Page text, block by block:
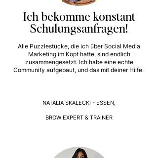
Ich bekomme konstant
Schulungsanfragen!
Alle Puzzlestücke, die ich über Social Media
Marketing im Kopf hatte, sind endlich
zusammengesetzt. Ich habe eine echte
Community aufgebaut, und das mit deiner Hilfe.
NATALIA SKALECKI - ESSEN,
BROW EXPERT & TRAINER